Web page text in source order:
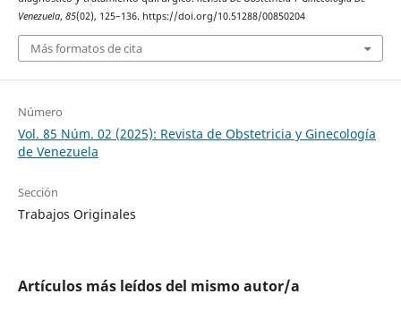
Venezuela, 85(02), 125–136. https://doi.org/10.51288/00850204
Más formatos de cita
Número
Vol. 85 Núm. 02 (2025): Revista de Obstetricia y Ginecología
de Venezuela
Sección
Trabajos Originales
Artículos más leídos del mismo autor/a